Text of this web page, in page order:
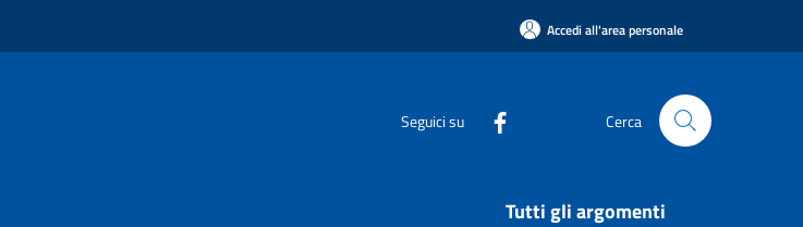
Accedi all'area personale
Seguici su Cerca
Tutti gli argomenti